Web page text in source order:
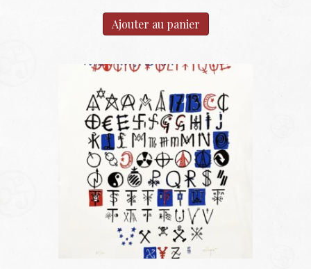
Ajouter au panier